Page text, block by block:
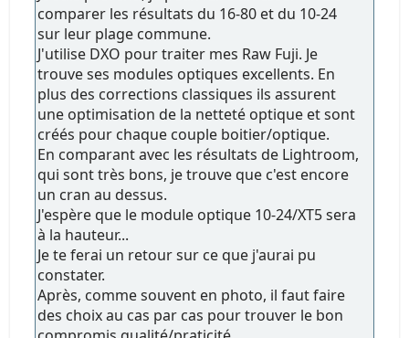
comparer les résultats du 16-80 et du 10-24
sur leur plage commune.
J'utilise DXO pour traiter mes Raw Fuji. Je
trouve ses modules optiques excellents. En
plus des corrections classiques ils assurent
une optimisation de la netteté optique et sont
créés pour chaque couple boitier/optique.
En comparant avec les résultats de Lightroom,
qui sont très bons, je trouve que c'est encore
un cran au dessus.
J'espère que le module optique 10-24/XT5 sera
à la hauteur...
Je te ferai un retour sur ce que j'aurai pu
constater.
Après, comme souvent en photo, il faut faire
des choix au cas par cas pour trouver le bon